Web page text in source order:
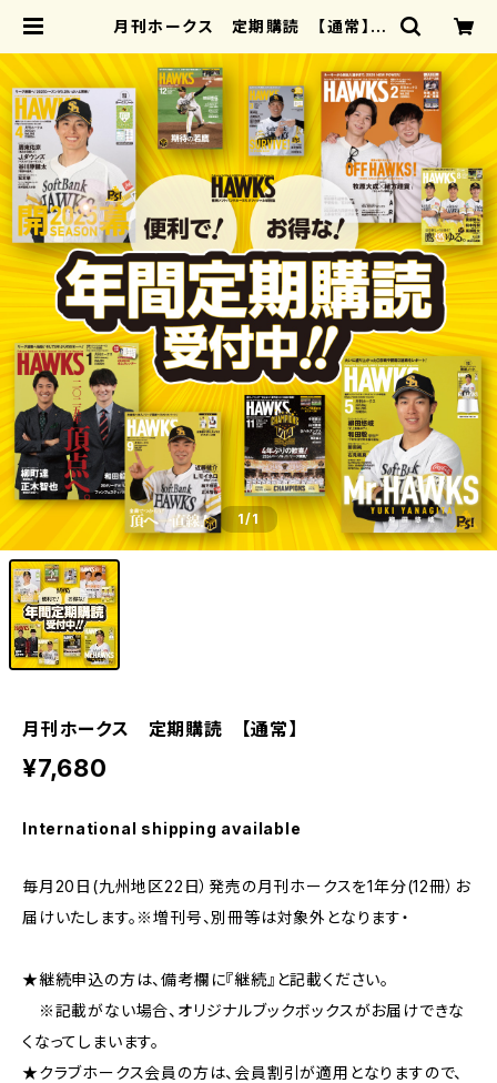
月刊ホークス 定期購読 【通常】 |
1/1
月刊ホークス 定期購読 【通常】
¥7,680
International shipping available
毎月20日(九州地区22日）発売の月刊ホークスを1年分(12冊）お
届けいたします。※増刊号、別冊等は対象外となります・
★継続申込の方は、備考欄に『継続』と記載ください。
※記載がない場合、オリジナルブックボックスがお届けできな
くなってしまいます。
★クラブホークス会員の方は、会員割引が適用となりますので、